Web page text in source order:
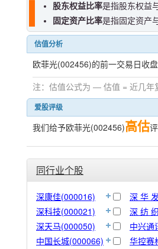
股东权益比率是指股东权益
固定资产比率是指固定资产
估值分析
欧菲光(002456)的前一交易日收
注：估值公式为 — 估值 = 近几年
爱股评级
我们给予欧菲光(002456)高估
同行业个股
深康佳(000016)
深 华
深科技(000021)
深 纺
深天马(000050)
中兴通
中国长城(000066)
华控赛